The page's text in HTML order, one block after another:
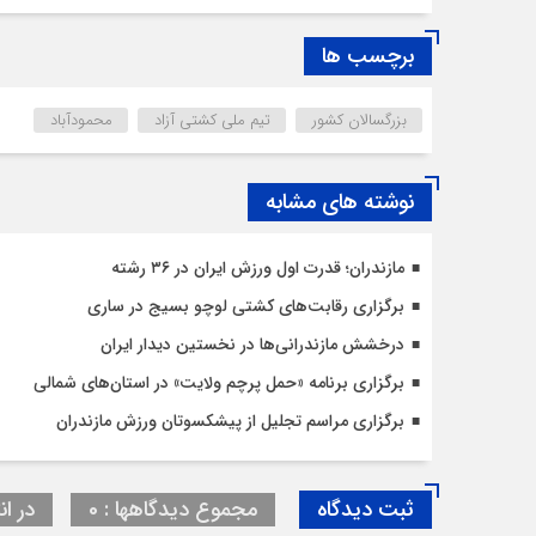
برچسب ها
بزرگسالان کشور تیم ملی کشتی آزاد محمودآباد
نوشته های مشابه
مازندران؛ قدرت اول ورزش ایران در ۳۶ رشته
برگزاری رقابت‌های کشتی لوچو بسیج در ساری
درخشش مازندرانی‌ها در نخستین دیدار ایران
برگزاری برنامه «حمل پرچم ولایت» در استان‌های شمالی
برگزاری مراسم تجلیل از پیشکسوتان ورزش مازندران
ثبت دیدگاه مجموع دیدگاهها : 0 در